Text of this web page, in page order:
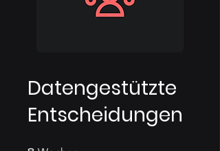
Datengestützte
Entscheidungen